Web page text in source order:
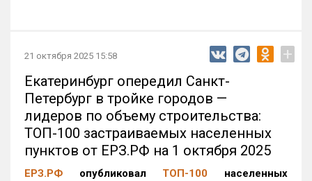
21 октября 2025 15:58 +
Екатеринбург опередил Санкт-
Петербург в тройке городов —
лидеров по объему строительства:
ТОП-100 застраиваемых населенных
пунктов от ЕРЗ.РФ на 1 октября 2025
ЕРЗ.РФ опубликовал ТОП-100 населенных